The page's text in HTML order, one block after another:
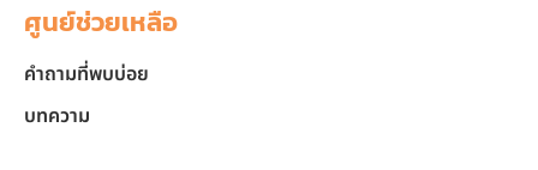
ศูนย์ช่วยเหลือ
คำถามที่พบบ่อย
บทความ